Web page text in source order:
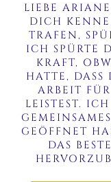
LIEBE
DICH
TRAFEN,
ICH SPÜRTE
KRAFT,
HATTE,
ARBEIT
LEISTEST.
GEÖFFNET
DAS